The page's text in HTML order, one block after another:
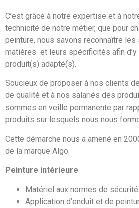
C’est grâce à notre expertise et à
technicité de notre métier, que pour
peinture, nous savons reconnaître
matières et leurs spécificités afin d’y
produit(s) adapté(s).
Soucieux de proposer à nos clients
de qualité et à nos salariés des
sommes en veille permanente par
produits sur lesquels nous nous
Cette démarche nous a amené en
de la marque Algo.
Peinture intérieure
Matériel aux normes de sécurité
Application d’enduit et de